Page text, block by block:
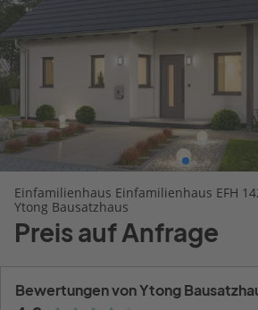
Einfamilienhaus Einfamilienhaus EFH
Ytong Bausatzhaus
Preis auf Anfrage
Bewertungen von Ytong